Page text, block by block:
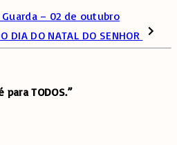
– 02 de outubro
DIA DO NATAL DO SENHOR
para TODOS.”